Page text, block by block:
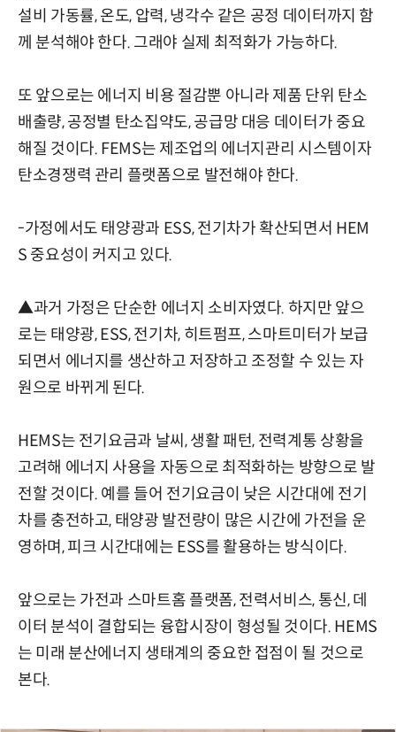
설비 가동률, 온도, 압력, 냉각수 같은 공정 데이터까지 함
께 분석해야 한다. 그래야 실제 최적화가 가능하다.
또 앞으로는 에너지 비용 절감뿐 아니라 제품 단위 탄소
배출량, 공정별 탄소집약도, 공급망 대응 데이터가 중요
해질 것이다. FEMS는 제조업의 에너지관리 시스템이자
탄소경쟁력 관리 플랫폼으로 발전해야 한다.
-가정에서도 태양광과 ESS, 전기차가 확산되면서 HEM
S 중요성이 커지고 있다.
▲과거 가정은 단순한 에너지 소비자였다. 하지만 앞으
로는 태양광, ESS, 전기차, 히트펌프, 스마트미터가 보급
되면서 에너지를 생산하고 저장하고 조정할 수 있는 자
원으로 바뀌게 된다.
HEMS는 전기요금과 날씨, 생활 패턴, 전력계통 상황을
고려해 에너지 사용을 자동으로 최적화하는 방향으로 발
전할 것이다. 예를 들어 전기요금이 낮은 시간대에 전기
차를 충전하고, 태양광 발전량이 많은 시간에 가전을 운
영하며, 피크 시간대에는 ESS를 활용하는 방식이다.
앞으로는 가전과 스마트홈 플랫폼, 전력서비스, 통신, 데
이터 분석이 결합되는 융합시장이 형성될 것이다. HEMS
는 미래 분산에너지 생태계의 중요한 접점이 될 것으로
본다.